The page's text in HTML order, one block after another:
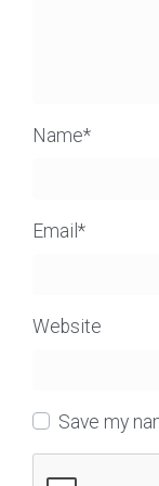
Name*
Email *
Website
Save my